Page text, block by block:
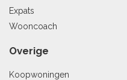
Expats
Wooncoach
Overige
Koopwoningen